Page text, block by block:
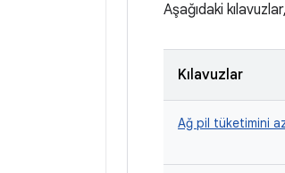
Aşağıdaki
Kılavuzlar
Ağ pil tüketimini